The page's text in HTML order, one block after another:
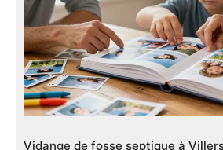
Vidange de fosse septique à